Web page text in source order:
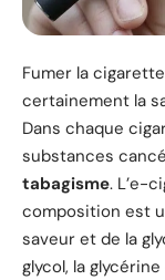
Fumer la
certainement la
Dans chaque
substances
tabagisme. L’e-
composition est
saveur et de la
glycol, la